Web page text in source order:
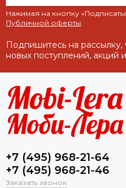
Нажимая на кнопку
Публичной оферты.
Подпишитесь на
новых поступлений, акций
+7 (495) 968-21-64
+7 (495) 968-21-46
Заказать звонок